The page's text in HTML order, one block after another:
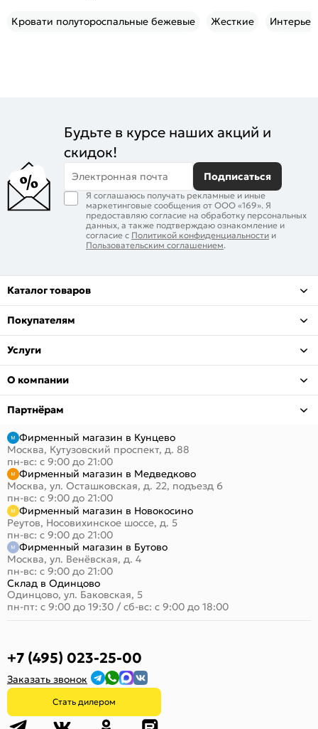
Кровати полутороспальные бежевые Жесткие
Будьте в курсе наших акций и
скидок!
Электронная почта Подписаться
Я соглашаюсь получать рекламные и иные
маркетинговые сообщения от ООО «169». Я
предоставляю согласие на обработку персональных
данных, а также подтверждаю ознакомление и
согласие с Политикой конфиденциальности и
Пользовательским соглашением.
Каталог товаров
Покупателям
Услуги
О компании
Партнёрам
Фирменный магазин в Кунцево
Москва, Кутузовский проспект, д. 88
пн-вс: с 9:00 до 21:00
Фирменный магазин в Медведково
Москва, ул. Осташковская, д. 22, подъезд 6
пн-вс: с 9:00 до 21:00
Фирменный магазин в Новокосино
Реутов, Носовихинское шоссе, д. 5
пн-вс: с 9:00 до 21:00
Фирменный магазин в Бутово
Москва, ул. Венёвская, д. 4
пн-вс: с 9:00 до 21:00
Склад в Одинцово
Одинцово, ул. Баковская, 5
пн-пт: с 9:00 до 19:30 / сб-вс: с 9:00 до 18:00
+7 (495) 023-25-00
Заказать звонок
Стать дилером